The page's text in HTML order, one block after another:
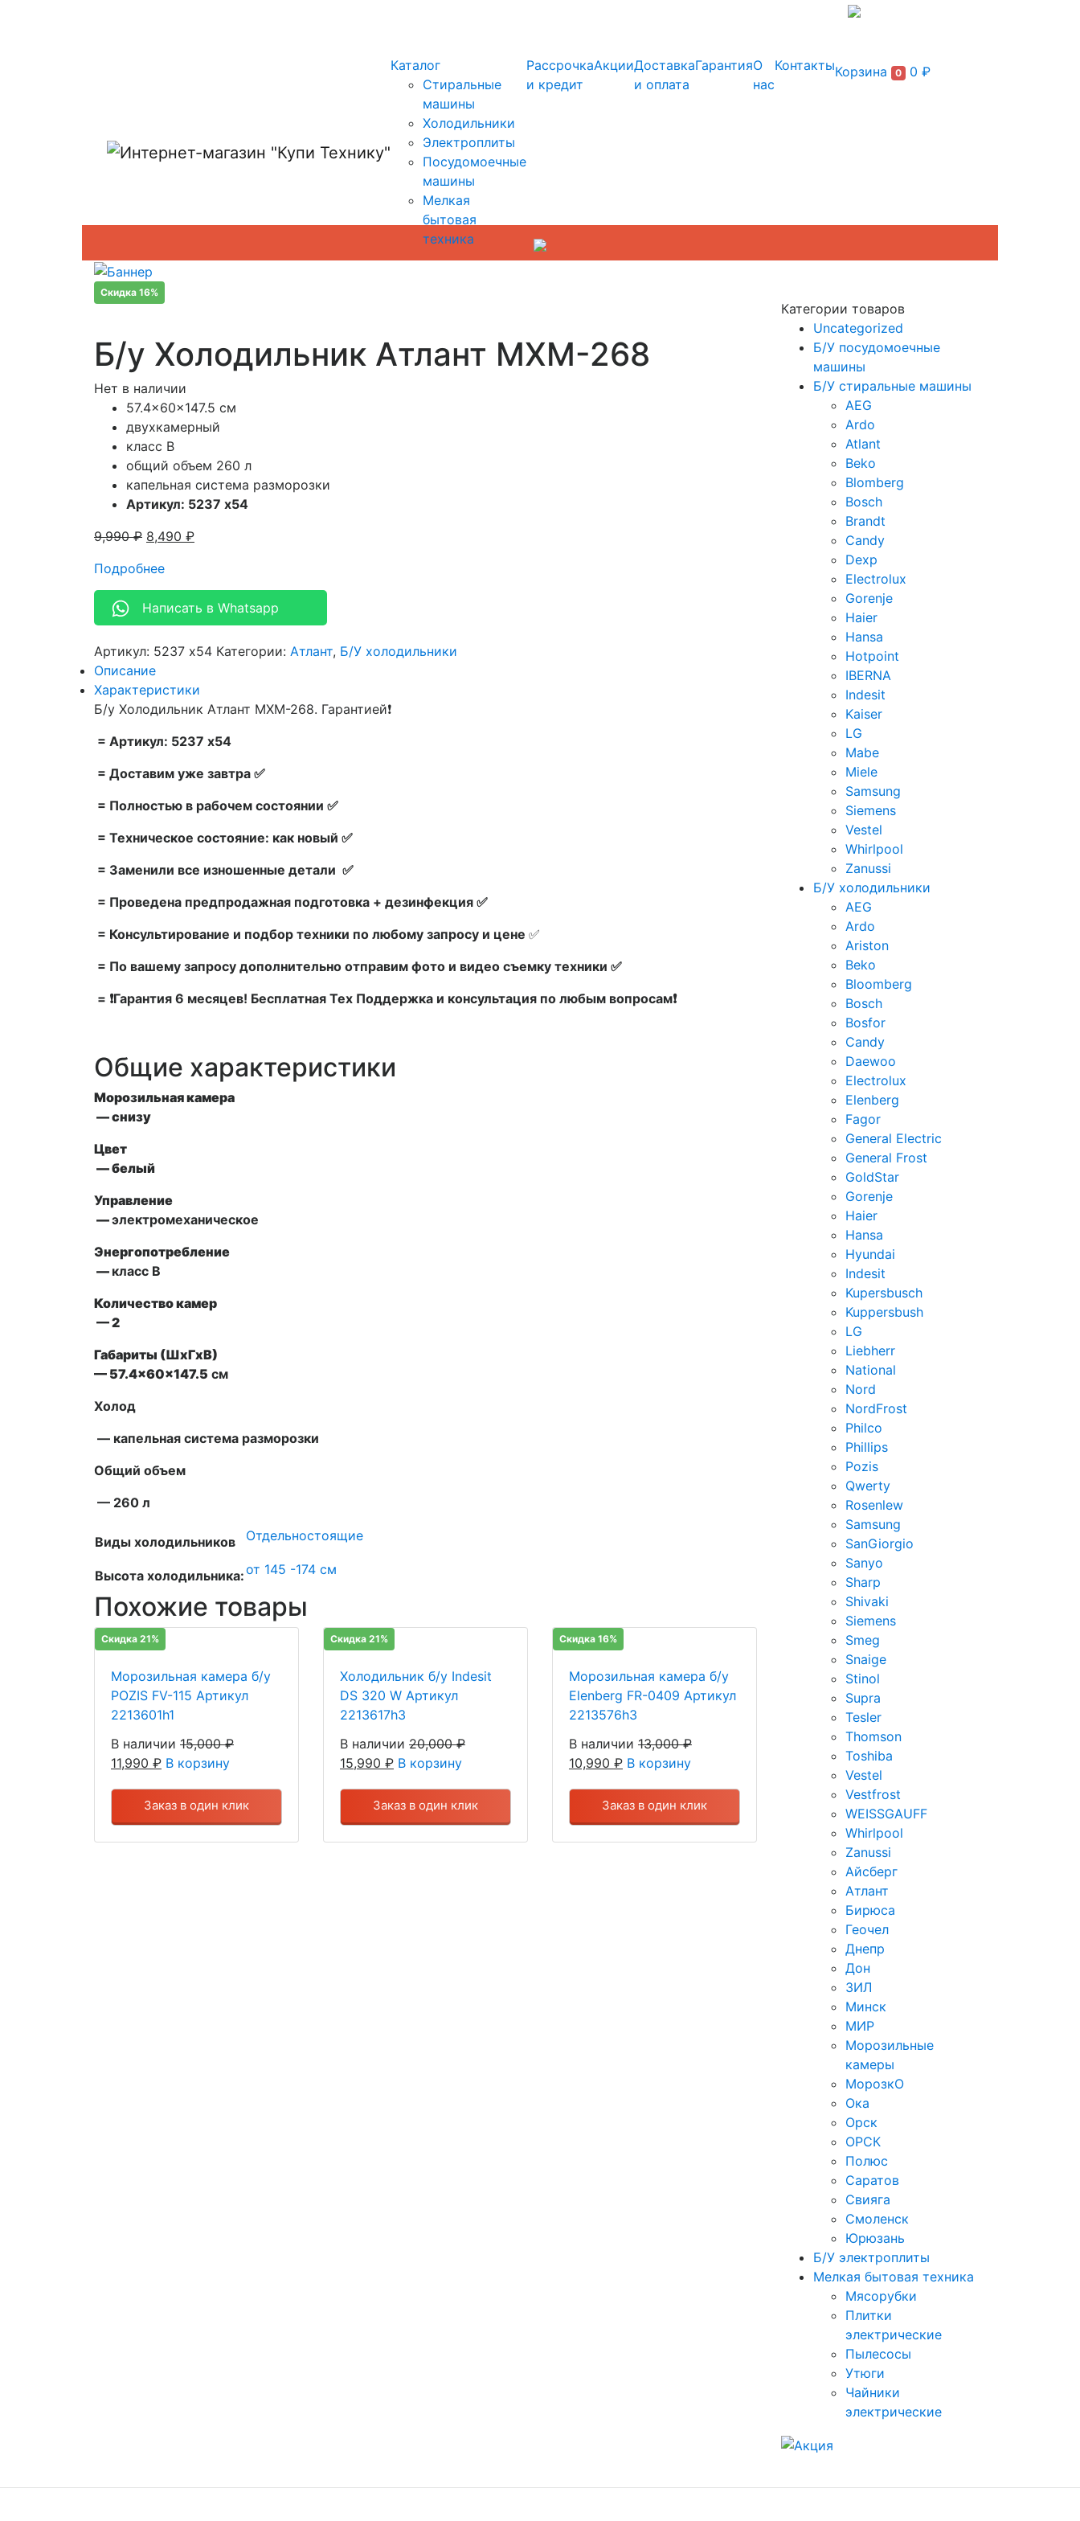
Каталог
Стиральные
машины
Холодильники
Электроплиты
Посудомоечные
машины
Мелкая
бытовая
техника
Рассрочка
и кредит
АкцииДоставка
и оплата
ГарантияО
нас
КонтактыКорзина 0 0 ₽
Скидка 16%
Б/у Холодильник Атлант MXM-268
Нет в наличии
57.4x60x147.5 см
двухкамерный
класс B
общий объем 260 л
капельная система разморозки
Артикул: 5237 x54
9,990₽ 8,490 ₽
Подробнее
Написать в Whatsapp
Артикул: 5237 x54 Категории: Атлант, Б/У холодильники
Описание
Характеристики
Б/у Холодильник Атлант MXM-268. Гарантией❗
= Артикул: 5237 x54
= Доставим уже завтра ✅
= Полностью в рабочем состоянии ✅
= Техническое состояние: как новый ✅
= Заменили все изношенные детали ✅
= Проведена предпродажная подготовка + дезинфекция ✅
= Консультирование и подбор техники по любому запросу и цене ✅
= По вашему запросу дополнительно отправим фото и видео съемку техники ✅
= ❗Гарантия 6 месяцев! Бесплатная Тех Поддержка и консультация по любым вопросам❗
Общие характеристики
Морозильная камера
— снизу
Цвет
— белый
Управление
—электромеханическое
Энергопотребление
— класс В
Количество камер
— 2
Габариты (ШxГxВ)
— 57.4x60x147.5 см
Холод
— капельная система разморозки
Общий объем
— 260 л
Виды холодильников Отдельностоящие
Высота холодильника:от 145 -174 см
Похожие товары
Скидка 21%
Морозильная камера б/у
POZIS FV-115 Артикул
2213601h1
В наличии 15,000₽
11,990 ₽ В корзину
Заказ в один клик
Скидка 21%
Холодильник б/у Indesit
DS 320 W Артикул
2213617h3
В наличии 20,000₽
15,990 ₽ В корзину
Заказ в один клик
Скидка 16%
Морозильная камера б/у
Elenberg FR-0409 Артикул
2213576h3
В наличии 13,000₽
10,990 ₽ В корзину
Заказ в один клик
Категории товаров
Uncategorized
Б/У посудомоечные
машины
Б/У стиральные машины
AEG
Ardo
Atlant
Beko
Blomberg
Bosch
Brandt
Candy
Dexp
Electrolux
Gorenje
Haier
Hansa
Hotpoint
IBERNA
Indesit
Kaiser
LG
Mabe
Miele
Samsung
Siemens
Vestel
Whirlpool
Zanussi
Б/У холодильники
AEG
Ardo
Ariston
Beko
Bloomberg
Bosch
Bosfor
Candy
Daewoo
Electrolux
Elenberg
Fagor
General Electric
General Frost
GoldStar
Gorenje
Haier
Hansa
Hyundai
Indesit
Kupersbusch
Kuppersbush
LG
Liebherr
National
Nord
NordFrost
Philco
Phillips
Pozis
Qwerty
Rosenlew
Samsung
SanGiorgio
Sanyo
Sharp
Shivaki
Siemens
Smeg
Snaige
Stinol
Supra
Tesler
Thomson
Toshiba
Vestel
Vestfrost
WEISSGAUFF
Whirlpool
Zanussi
Айсберг
Атлант
Бирюса
Геочел
Днепр
Дон
ЗИЛ
Минск
МИР
Морозильные
камеры
МорозкО
Ока
Орск
ОРСК
Полюс
Саратов
Свияга
Смоленск
Юрюзань
Б/У электроплиты
Мелкая бытовая техника
Мясорубки
Плитки
электрические
Пылесосы
Утюги
Чайники
электрические